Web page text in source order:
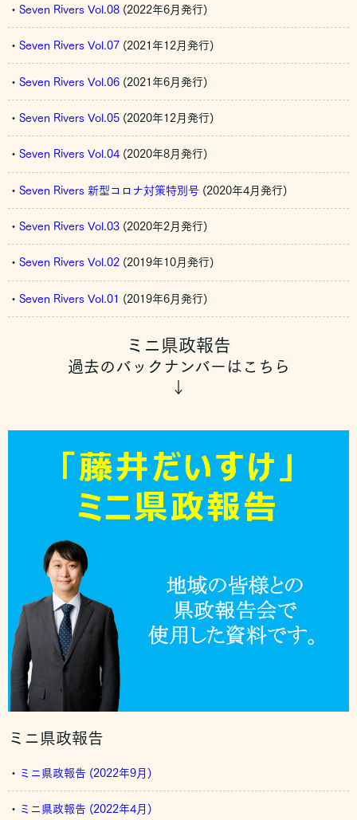
・ Seven Rivers Vol.08 (2022年6月発行)
・ Seven Rivers Vol.07 (2021年12月発行)
・ Seven Rivers Vol.06 (2021年6月発行)
・ Seven Rivers Vol.05 (2020年12月発行)
・ Seven Rivers Vol.04 (2020年8月発行)
・ Seven Rivers 新型コロナ対策特別号 (2020年4月発行)
・ Seven Rivers Vol.03 (2020年2月発行)
・ Seven Rivers Vol.02 (2019年10月発行)
・ Seven Rivers Vol.01 (2019年6月発行)
ミニ県政報告
過去のバックナンバーはこちら
↓
ミニ県政報告
・ ミニ県政報告 (2022年9月)
・ ミニ県政報告 (2022年4月)